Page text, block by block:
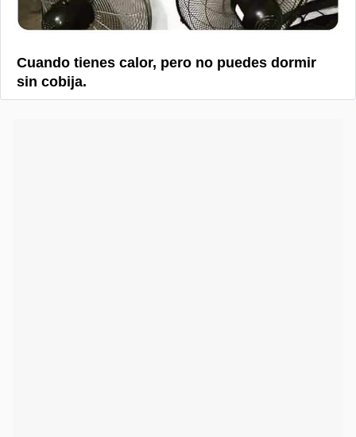
Cuando tienes calor, pero no puedes dormir
sin cobija.